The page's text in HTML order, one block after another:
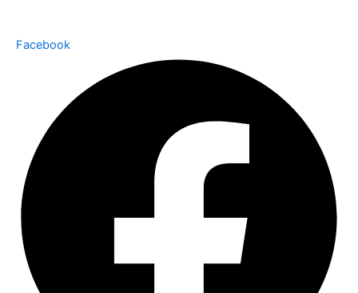
Facebook